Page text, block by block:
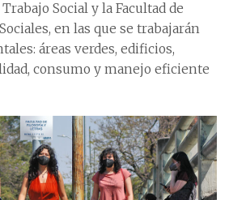
Social y la Facultad de
en las que se trabajarán
áreas verdes, edificios,
consumo y manejo eficiente